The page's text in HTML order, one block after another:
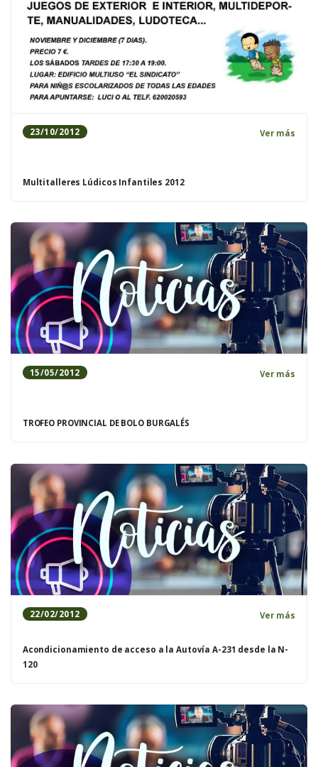
23/10/2012 Ver más
Multitalleres Lúdicos Infantiles 2012
15/05/2012 Ver más
TROFEO PROVINCIAL DE BOLO BURGALÉS
22/02/2012 Ver más
Acondicionamiento de acceso a la Autovía A-231 desde la N-
120